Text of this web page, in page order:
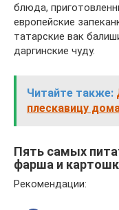
блюда,
европейские
татарские вак
даргинские чуду.
Читайте также:
плескавицу
Пять самых
фарша и
Рекомендации: